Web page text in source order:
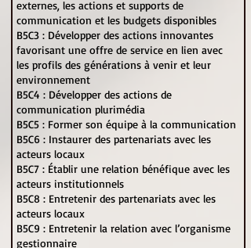
externes, les actions et supports de
communication et les budgets disponibles
B5C3 : Développer des actions innovantes
favorisant une offre de service en lien avec
les profils des générations à venir et leur
environnement
B5C4 : Développer des actions de
communication plurimédia
B5C5 : Former son équipe à la communication
B5C6 : Instaurer des partenariats avec les
acteurs locaux
B5C7 : Établir une relation bénéfique avec les
acteurs institutionnels
B5C8 : Entretenir des partenariats avec les
acteurs locaux
B5C9 : Entretenir la relation avec l’organisme
gestionnaire